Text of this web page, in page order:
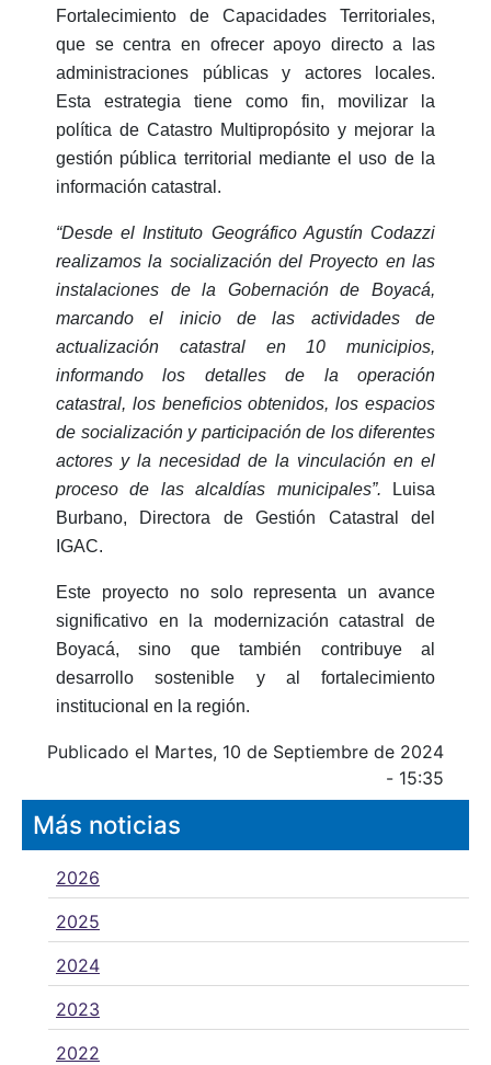
Fortalecimiento de Capacidades Territoriales,
que se centra en ofrecer apoyo directo a las
administraciones públicas y actores locales.
Esta estrategia tiene como fin, movilizar la
política de Catastro Multipropósito y mejorar la
gestión pública territorial mediante el uso de la
información catastral.
“Desde el Instituto Geográfico Agustín Codazzi
realizamos la socialización del Proyecto en las
instalaciones de la Gobernación de Boyacá,
marcando el inicio de las actividades de
actualización catastral en 10 municipios,
informando los detalles de la operación
catastral, los beneficios obtenidos, los espacios
de socialización y participación de los diferentes
actores y la necesidad de la vinculación en el
proceso de las alcaldías municipales”. Luisa
Burbano, Directora de Gestión Catastral del
IGAC.
Este proyecto no solo representa un avance
significativo en la modernización catastral de
Boyacá, sino que también contribuye al
desarrollo sostenible y al fortalecimiento
institucional en la región.
Publicado el Martes, 10 de Septiembre de 2024
- 15:35
Más noticias
2026
2025
2024
2023
2022